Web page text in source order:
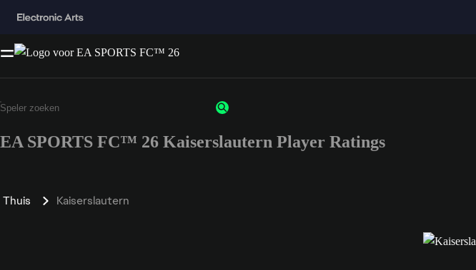
EA SPORTS FC™ 26 Kaiserslautern Player Ratings
Thuis Kaiserslautern